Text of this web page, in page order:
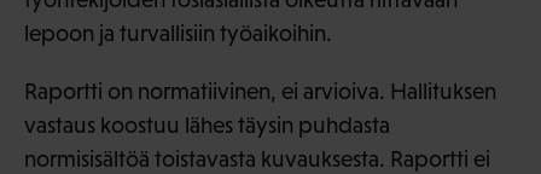
lepoon ja turvallisiin työaikoihin.
Raportti on normatiivinen, ei arvioiva. Hallituksen
vastaus koostuu lähes täysin puhdasta
normisisältöä toistavasta kuvauksesta. Raportti ei